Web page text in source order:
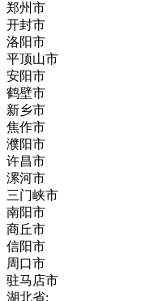
郑州市
开封市
洛阳市
平顶山市
安阳市
鹤壁市
新乡市
焦作市
濮阳市
许昌市
漯河市
三门峡市
南阳市
商丘市
信阳市
周口市
驻马店市
湖北省: